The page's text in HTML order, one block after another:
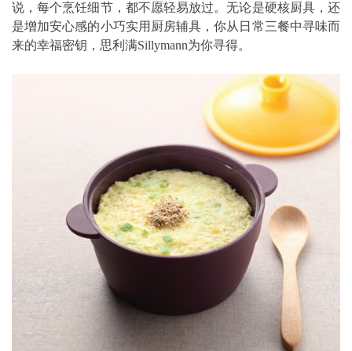
说，每个烹饪细节，都不愿轻易放过。无论是硬核厨具，还
是增加安心感的小巧实用厨房辅具，你从日常三餐中寻味而
来的幸福密钥，思利满Sillymann为你寻得。